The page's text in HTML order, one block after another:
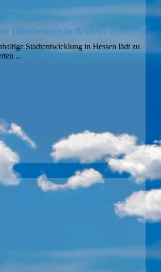
Hausbesuch in Alsfeld
Stadtentwicklung in Hessen lädt zu
...
Kommunen: Förderung &